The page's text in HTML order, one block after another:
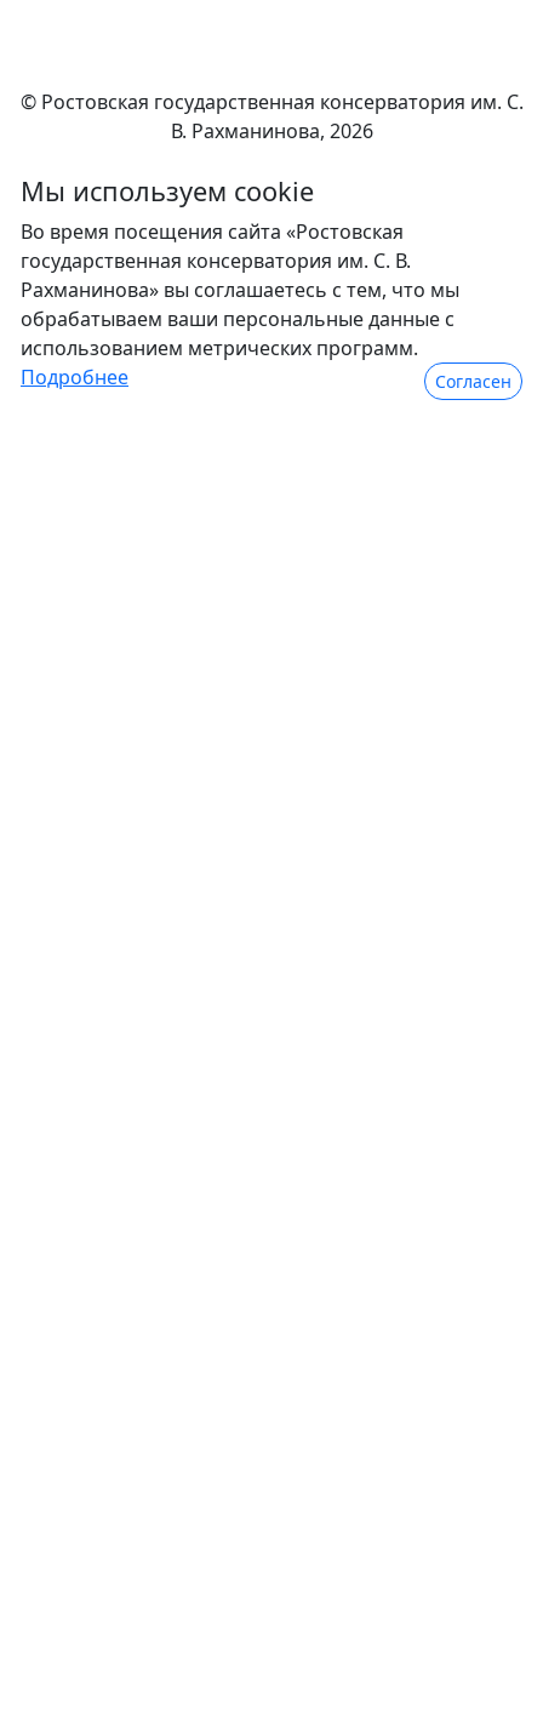
© Ростовская государственная консерватория им. С.
В. Рахманинова, 2026
Мы используем сookie
Во время посещения сайта «Ростовская
государственная консерватория им. С. В.
Рахманинова» вы соглашаетесь с тем, что мы
обрабатываем ваши персональные данные с
использованием метрических программ.
Подробнее
Согласен